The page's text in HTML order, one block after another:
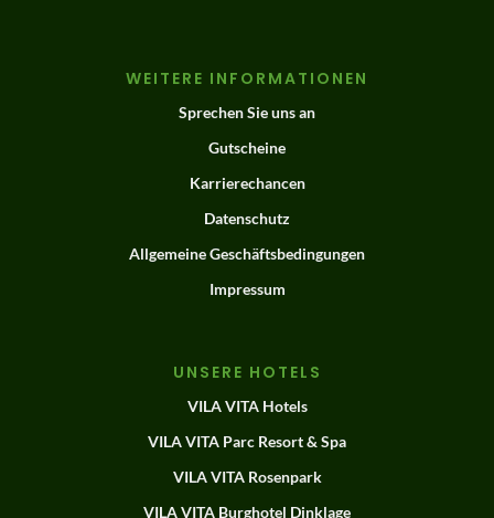
UNSERE HOTELS
VILA VITA Hotels
VILA VITA Parc Resort & Spa
VILA VITA Rosenpark
VILA VITA Burghotel Dinklage
WEITERE INFORMATIONEN
Sprechen Sie uns an
Gutscheine
Karrierechancen
Datenschutz
Allgemeine Geschäftsbedingungen
Impressum